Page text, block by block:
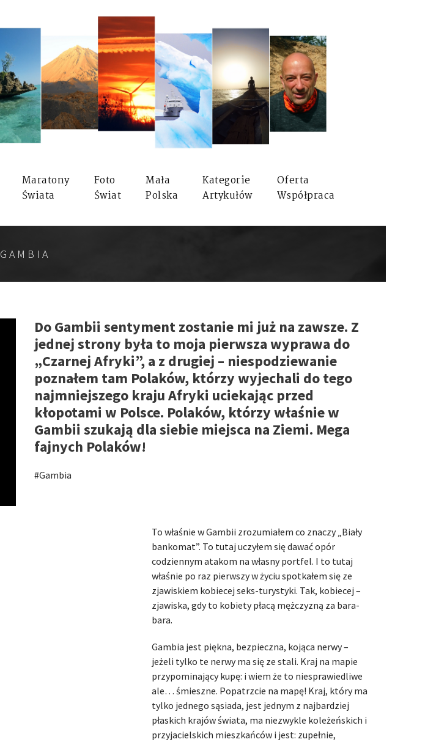
Maratony
Świata
Foto
Świat
Mała
Polska
Kategorie
Artykułów
Oferta
Współpraca
GAMBIA
Do Gambii sentyment zostanie mi już na zawsze. Z
jednej strony była to moja pierwsza wyprawa do
„Czarnej Afryki”, a z drugiej – niespodziewanie
poznałem tam Polaków, którzy wyjechali do tego
najmniejszego kraju Afryki uciekając przed
kłopotami w Polsce. Polaków, którzy właśnie w
Gambii szukają dla siebie miejsca na Ziemi. Mega
fajnych Polaków!
#Gambia
To właśnie w Gambii zrozumiałem co znaczy „Biały
bankomat”. To tutaj uczyłem się dawać opór
codziennym atakom na własny portfel. I to tutaj
właśnie po raz pierwszy w życiu spotkałem się ze
zjawiskiem kobiecej seks-turystyki. Tak, kobiecej –
zjawiska, gdy to kobiety płacą mężczyzną za bara-
bara.
Gambia jest piękna, bezpieczna, kojąca nerwy –
jeżeli tylko te nerwy ma się ze stali. Kraj na mapie
przypominający kupę: i wiem że to niesprawiedliwe
ale… śmieszne. Popatrzcie na mapę! Kraj, który ma
tylko jednego sąsiada, jest jednym z najbardziej
płaskich krajów świata, ma niezwykle koleżeńskich i
przyjacielskich mieszkańców i jest: zupełnie,